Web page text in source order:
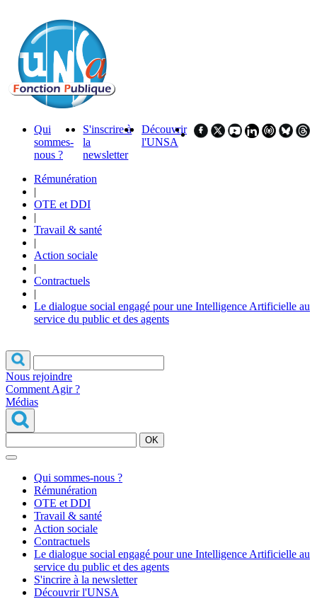
Qui
sommes-
nous ?
S'inscrire à
la
newsletter
Découvrir
l'UNSA
Rémunération
|
OTE et DDI
|
Travail & santé
|
Action sociale
|
Contractuels
|
Le dialogue social engagé pour une Intelligence Artificielle au
service du public et des agents
Nous rejoindre
Comment Agir ?
Médias
OK
Qui sommes-nous ?
Rémunération
OTE et DDI
Travail & santé
Action sociale
Contractuels
Le dialogue social engagé pour une Intelligence Artificielle au
service du public et des agents
S'incrire à la newsletter
Découvrir l'UNSA